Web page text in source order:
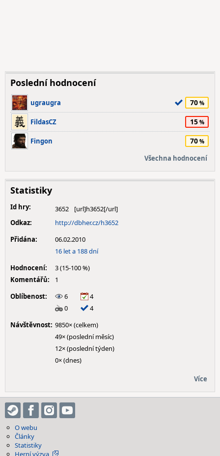
Poslední hodnocení
ugraugra 70
FildasCZ 15
Fingon 70
Všechna hodnocení
Statistiky
Id hry:
3652
Odkaz:
http://dbher.cz/h3652
Přidána:
06.02.2010
16 let a 188 dní
Hodnocení:
3 (15-100 %)
Komentářů:
1
Oblíbenost:
6
4
0
4
Návštěvnost: 9850× (celkem)
49× (poslední měsíc)
12× (poslední týden)
0× (dnes)
Více
O webu
Články
Statistiky
Herní výzva